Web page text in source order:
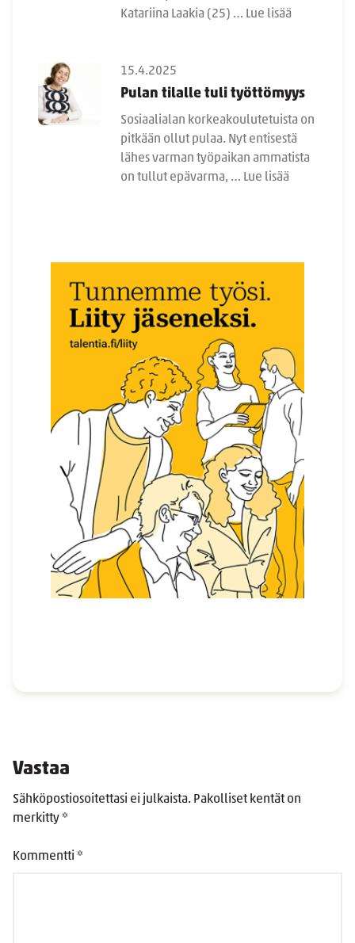
Katariina Laakia (25) … Lue lisää
15.4.2025
Pulan tilalle tuli työttömyys
Sosiaalialan korkeakoulutetuista on
pitkään ollut pulaa. Nyt entisestä
lähes varman työpaikan ammatista
on tullut epävarma, … Lue lisää
Vastaa
Sähköpostiosoitettasi ei julkaista. Pakolliset kentät on
merkitty *
Kommentti *